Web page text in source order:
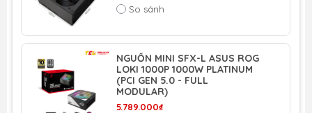
chuẩn
lượng
Màu
So sánh
NGUỒN MINI SFX-L ASUS ROG
LOKI 1000P 1000W PLATINUM
(PCI GEN 5.0 - FULL
MODULAR)
5.789.000₫